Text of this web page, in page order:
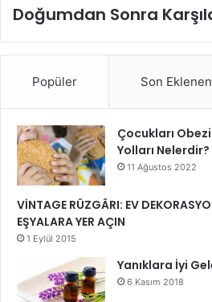
Doğumdan Sonra
Popüler Son Eklenen
Çocukları
Yolları Nelerdir?
11 Ağustos 2022
VİNTAGE RÜZGÂRI: EV
EŞYALARA YER AÇIN
1 Eylül 2015
Yanıklara İyi
6 Kasım 2018